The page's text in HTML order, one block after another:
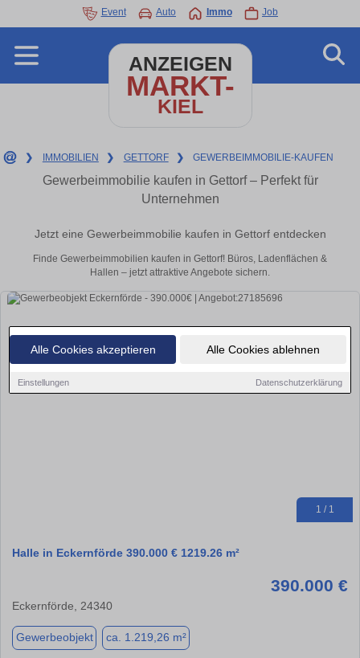
Alle Cookies akzeptieren Alle Cookies ablehnen
Einstellungen Datenschutzerklärung
Event Auto Immo Job
ANZEIGEN
MARKT-
KIEL
❯ IMMOBILIEN ❯ GETTORF ❯ GEWERBEIMMOBILIE-KAUFEN
Gewerbeimmobilie kaufen in Gettorf – Perfekt für
Unternehmen
Jetzt eine Gewerbeimmobilie kaufen in Gettorf entdecken
Finde Gewerbeimmobilien kaufen in Gettorf! Büros, Ladenflächen &
Hallen – jetzt attraktive Angebote sichern.
1 / 1
Halle in Eckernförde 390.000 € 1219.26 m²
390.000 €
Eckernförde, 24340
Gewerbeobjekt ca. 1.219,26 m²